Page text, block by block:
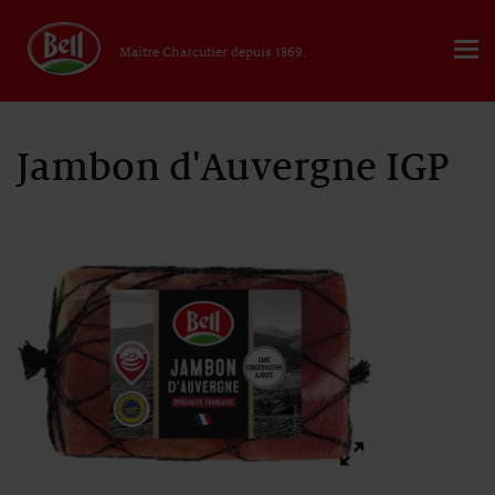
Maître Charcutier depuis 1869.
Jambon d'Auvergne IGP